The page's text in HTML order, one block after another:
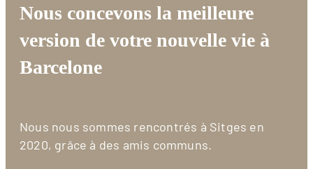
Nous concevons la meilleure
version de votre nouvelle vie à
Barcelone
Nous nous sommes rencontrés à Sitges en
2020, grâce à des amis communs.